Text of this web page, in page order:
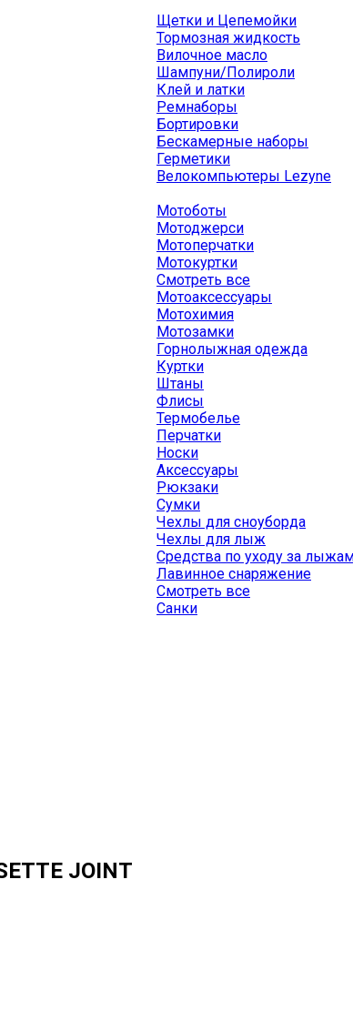
Щетки и Цепемойки
Тормозная жидкость
Вилочное масло
Шампуни/Полироли
Клей и латки
Ремнаборы
Бортировки
Бескамерные наборы
Герметики
Велокомпьютеры Lezyne
Мотоботы
Мотоджерси
Мотоперчатки
Мотокуртки
Смотреть все
Мотоаксессуары
Мотохимия
Мотозамки
Горнолыжная одежда
Куртки
Штаны
Флисы
Термобелье
Перчатки
Носки
Аксессуары
Рюкзаки
Сумки
Чехлы для сноуборда
Чехлы для лыж
Средства по уходу за
Лавинное снаряжение
Смотреть все
Санки
JOINT